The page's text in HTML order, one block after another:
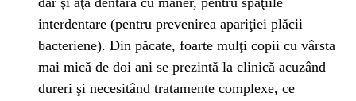
interdentare (pentru prevenirea apariţiei plăcii
bacteriene). Din păcate, foarte mulţi copii cu vârsta
mai mică de doi ani se prezintă la clinică acuzând
dureri şi necesitând tratamente complexe, ce